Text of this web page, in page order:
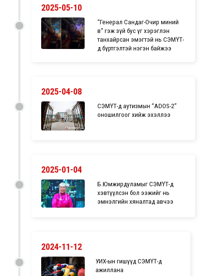
2025-05-10
“Генерал Сандаг-Очир миний
өвөө“ гэж зүй бус үг хэрэглэн
танхайрсан эмэгтэй нь СЭМҮТ-
д бүртгэлтэй нэгэн байжээ
2025-04-08
СЭМҮТ-д аутизмын “ADOS-2”
оношилгоог хийж эхэллээ
2025-01-04
Б.Юмжирдуламыг СЭМҮТ-д
хэвтүүлсэн бол ээжийг нь
эмнэлгийн хяналтад авчээ
2024-11-12
УИХ-ын гишүүд СЭМҮТ-д
ажиллана